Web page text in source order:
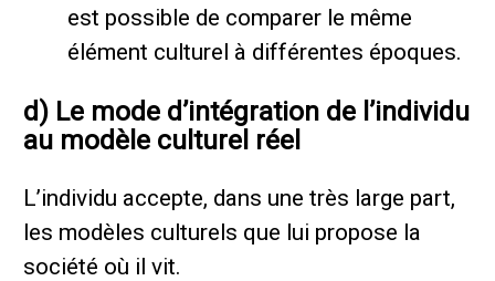
est possible de comparer le même
élément culturel à différentes époques.
d) Le mode d’intégration de l’individu
au modèle culturel réel
L’individu accepte, dans une très large part,
les modèles culturels que lui propose la
société où il vit.